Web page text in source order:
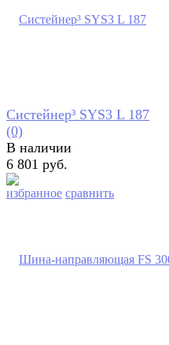
избранное сравнить
Систейнер³ SYS3 L 187
(0)
В наличии
6 801 руб.